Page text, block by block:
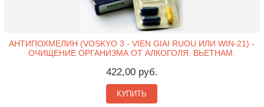
АНТИПОХМЕЛИН (VOSKYO 3 - VIEN GIAI RUOU ИЛИ WIN-21) -
ОЧИЩЕНИЕ ОРГАНИЗМА ОТ АЛКОГОЛЯ. ВЬЕТНАМ.
422,00 руб.
КУПИТЬ